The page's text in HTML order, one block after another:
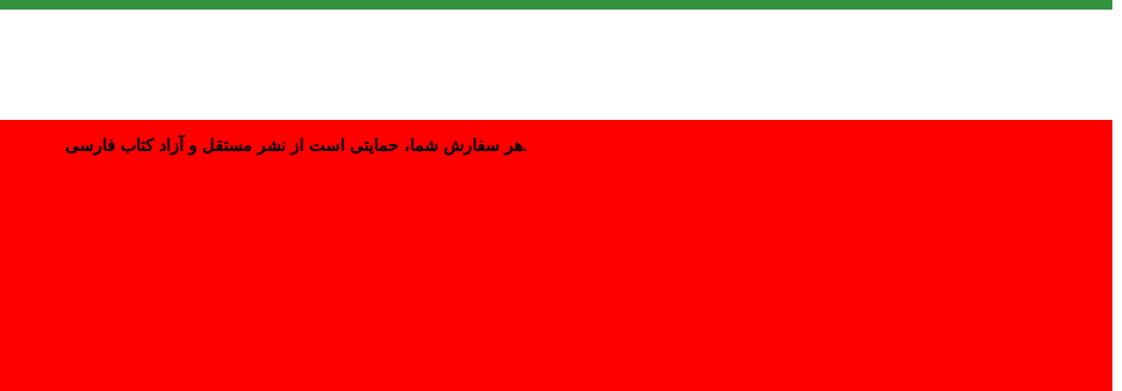
هر سفارش شما، حمایتی است از نشر مستقل و آزاد کتاب فارسی.